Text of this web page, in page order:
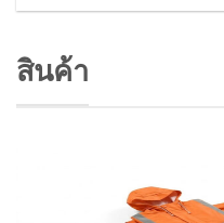
สินค้า